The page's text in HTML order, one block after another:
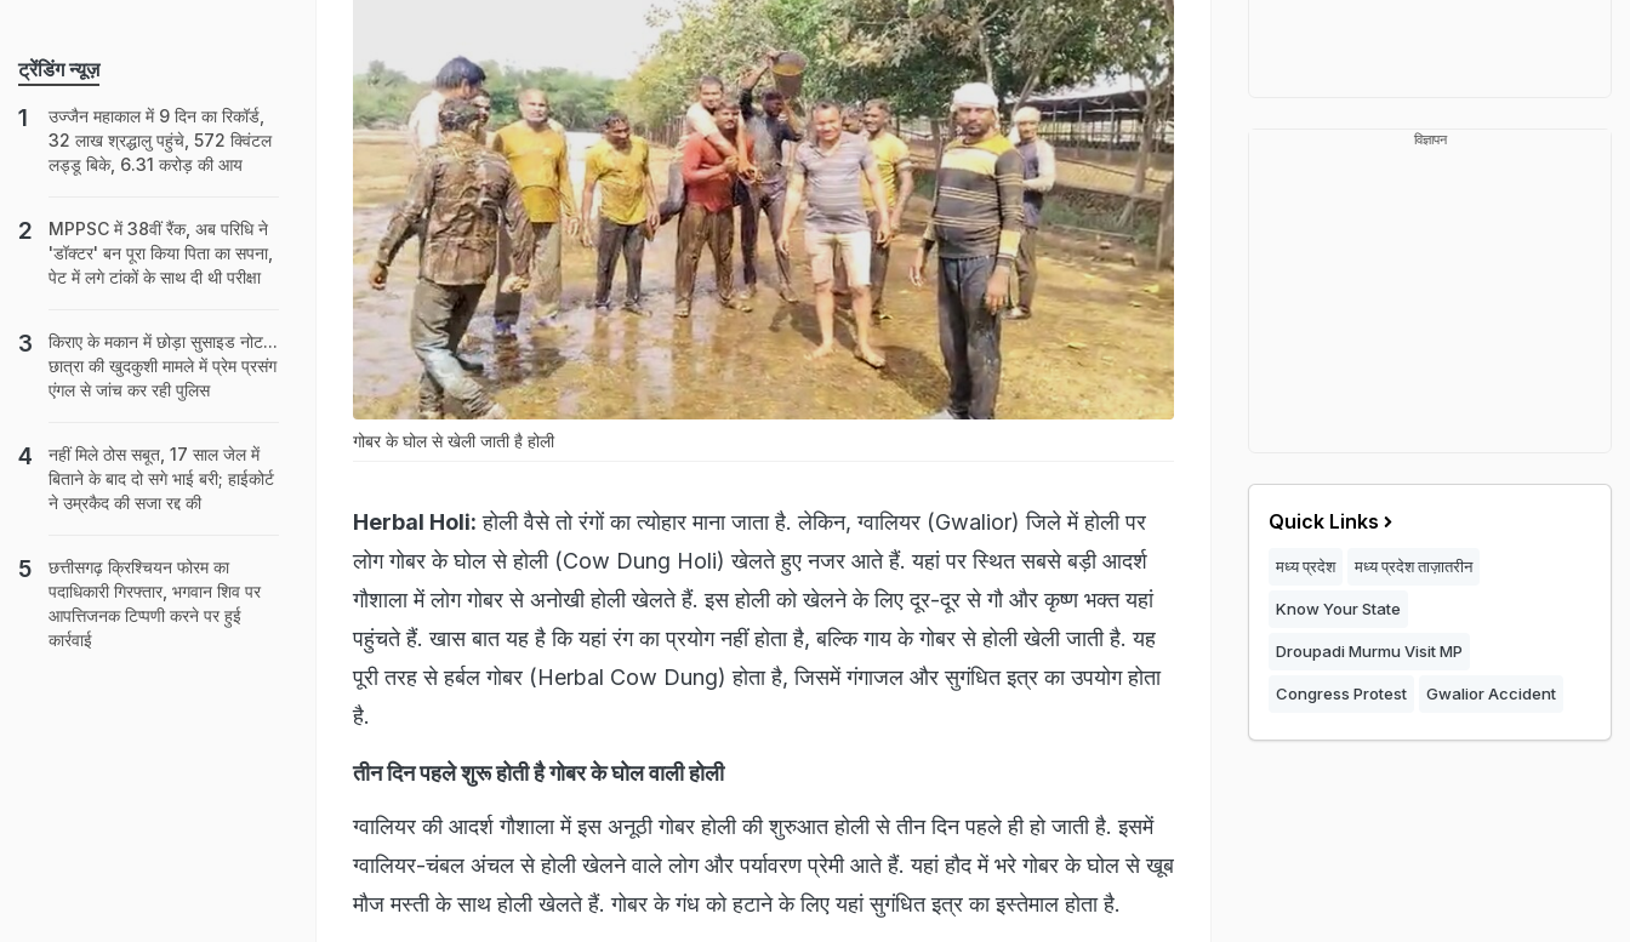
गोबर के घोल से खेली जाती है होली
Herbal Holi: होली वैसे तो रंगों का त्योहार माना जाता है. लेकिन, ग्वालियर (Gwalior) जिले में होली पर
लोग गोबर के घोल से होली (Cow Dung Holi) खेलते हुए नजर आते हैं. यहां पर स्थित सबसे बड़ी आदर्श
गौशाला में लोग गोबर से अनोखी होली खेलते हैं. इस होली को खेलने के लिए दूर-दूर से गौ और कृष्ण भक्त यहां
पहुंचते हैं. खास बात यह है कि यहां रंग का प्रयोग नहीं होता है, बल्कि गाय के गोबर से होली खेली जाती है. यह
पूरी तरह से हर्बल गोबर (Herbal Cow Dung) होता है, जिसमें गंगाजल और सुगंधित इत्र का उपयोग होता
है.
तीन दिन पहले शुरू होती है गोबर के घोल वाली होली
ग्वालियर की आदर्श गौशाला में इस अनूठी गोबर होली की शुरुआत होली से तीन दिन पहले ही हो जाती है. इसमें
ग्वालियर-चंबल अंचल से होली खेलने वाले लोग और पर्यावरण प्रेमी आते हैं. यहां हौद में भरे गोबर के घोल से खूब
मौज मस्ती के साथ होली खेलते हैं. गोबर के गंध को हटाने के लिए यहां सुगंधित इत्र का इस्तेमाल होता है.
ट्रेंडिंग न्यूज़
उज्जैन महाकाल में 9 दिन का रिकॉर्ड,
32 लाख श्रद्धालु पहुंचे, 572 क्विंटल
लड्डू बिके, 6.31 करोड़ की आय
MPPSC में 38वीं रैंक, अब परिधि ने
'डॉक्टर' बन पूरा किया पिता का सपना,
पेट में लगे टांकों के साथ दी थी परीक्षा
किराए के मकान में छोड़ा सुसाइड नोट...
छात्रा की खुदकुशी मामले में प्रेम प्रसंग
एंगल से जांच कर रही पुलिस
नहीं मिले ठोस सबूत, 17 साल जेल में
बिताने के बाद दो सगे भाई बरी; हाईकोर्ट
ने उम्रकैद की सजा रद्द की
छत्तीसगढ़ क्रिश्चियन फोरम का
पदाधिकारी गिरफ्तार, भगवान शिव पर
आपत्तिजनक टिप्पणी करने पर हुई
कार्रवाई
विज्ञापन
Quick Links
मध्य प्रदेश मध्य प्रदेश ताज़ातरीन
Know Your State
Droupadi Murmu Visit MP
Congress Protest Gwalior Accident